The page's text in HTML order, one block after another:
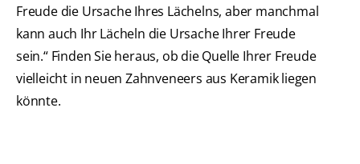
Freude die Ursache Ihres Lächelns, aber manchmal
kann auch Ihr Lächeln die Ursache Ihrer Freude
sein.“ Finden Sie heraus, ob die Quelle Ihrer Freude
vielleicht in neuen Zahnveneers aus Keramik liegen
könnte.